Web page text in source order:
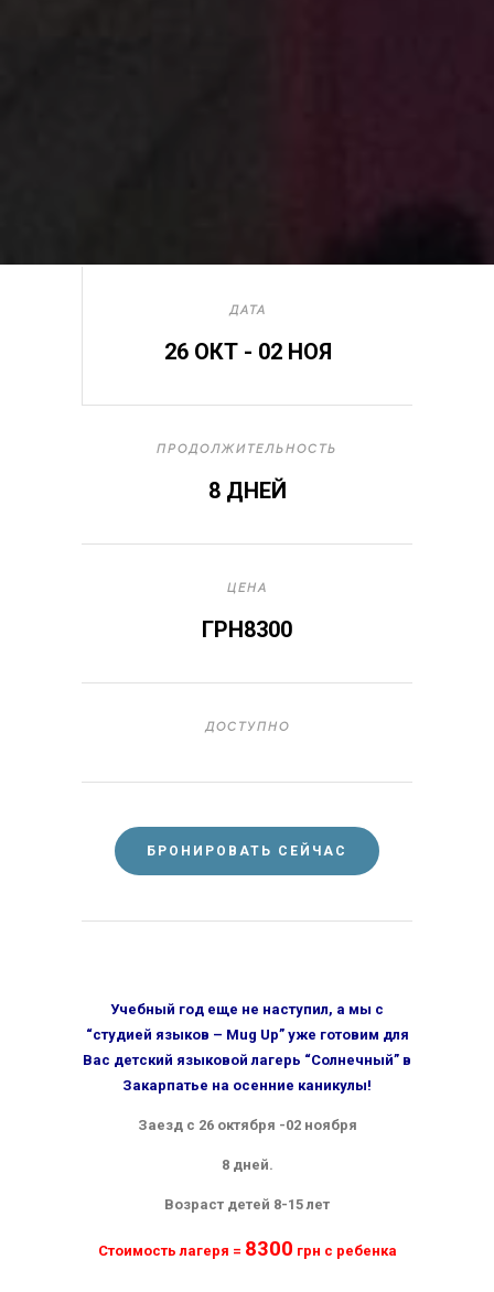
ДАТА
26 ОКТ - 02 НОЯ
ПРОДОЛЖИТЕЛЬНОСТЬ
8 ДНЕЙ
ЦЕНА
ГРН8300
ДОСТУПНО
БРОНИРОВАТЬ СЕЙЧАС
Учебный год еще не наступил, а мы с
“студией языков – Mug Up” уже готовим для
Вас детский языковой лагерь “Солнечный” в
Закарпатье на осенние каникулы!
Заезд с 26 октября -02 ноября
8 дней.
Возраст детей 8-15 лет
Стоимость лагеря = 8300 грн с ребенка